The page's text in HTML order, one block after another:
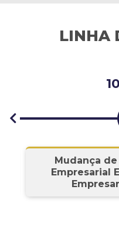
LINHA
Mudança
Empresarial